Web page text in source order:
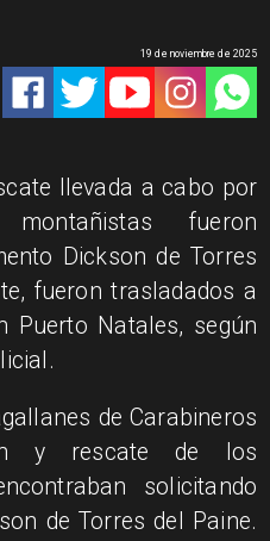
19 de noviembre de 2025
llevada a cabo por
fueron
Dickson de Torres
fueron trasladados a
Puerto Natales, según
de Carabineros
y rescate de los
solicitando
de Torres del Paine.